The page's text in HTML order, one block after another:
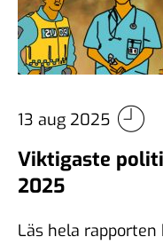
13 aug 2025
Viktigaste
2025
Läs hela rapporten